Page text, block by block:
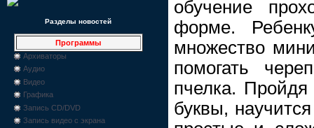
Разделы новостей
Программы
Архиваторы
Аудио
Видео
Графика
Запись CD/DVD
Запись видео с экрана
обучение
форме.
множество
помогать
пчелка.
буквы,